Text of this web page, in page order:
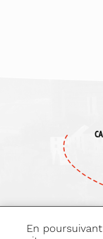
En